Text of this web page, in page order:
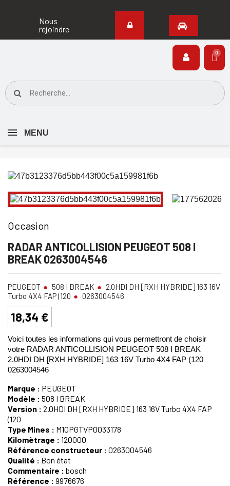
Nous
rejoindre
MENU
Occasion
RADAR ANTICOLLISION PEUGEOT 508 I
BREAK 0263004546
PEUGEOT 508 I BREAK
2.0HDI DH [RXH HYBRIDE] 163 16V
Turbo 4X4 FAP (120
0263004546
18,34 €
Voici toutes les informations qui vous permettront de choisir
votre RADAR ANTICOLLISION PEUGEOT 508 I BREAK
2.0HDI DH [RXH HYBRIDE] 163 16V Turbo 4X4 FAP (120
0263004546
Marque : PEUGEOT
Modèle : 508 I BREAK
Version : 2.0HDI DH [RXH HYBRIDE] 163 16V Turbo 4X4 FAP
(120
Type Mines : M10PGTVP0033178
Kilomètrage : 120000
Référence constructeur : 0263004546
Qualité : Bon état
Commentaire : bosch
Référence : 9976676